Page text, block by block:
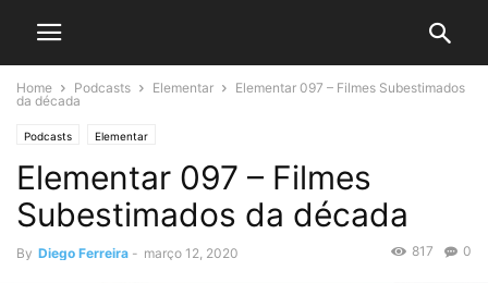
Home Podcasts Elementar
Elementar 097 – Filmes Subestimados
da década
Podcasts Elementar
Elementar 097 – Filmes
Subestimados da década
By Diego Ferreira - março 12, 2020 0
817